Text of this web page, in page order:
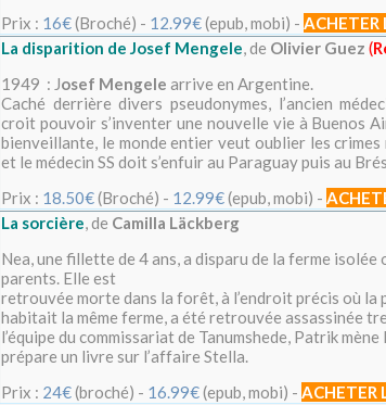
Prix : 16€(Broché) - 12.99€(epub, mobi) - ACHETER
La disparition de Josef Mengele, de Olivier Guez (
1949 : Josef Mengele arrive en Argentine.
Caché derrière divers pseudonymes, l’ancien
croit pouvoir s’inventer une nouvelle vie à Buenos
bienveillante, le monde entier veut oublier les
et le médecin SS doit s’enfuir au Paraguay puis au
Prix : 18.50€(Broché) - 12.99€(epub, mobi) -
La sorcière, de Camilla Läckberg
Nea, une fillette de 4 ans, a disparu de la ferme isolée
parents. Elle est
retrouvée morte dans la forêt, à l’endroit précis où la
habitait la même ferme, a été retrouvée assassinée
l’équipe du commissariat de Tanumshede, Patrik mène
prépare un livre sur l’affaire Stella.
Prix : 24€(broché) - 16.99€(epub, mobi) - ACHETER